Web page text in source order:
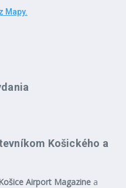
Mapy.
Košického a
Košice Airport Magazine a